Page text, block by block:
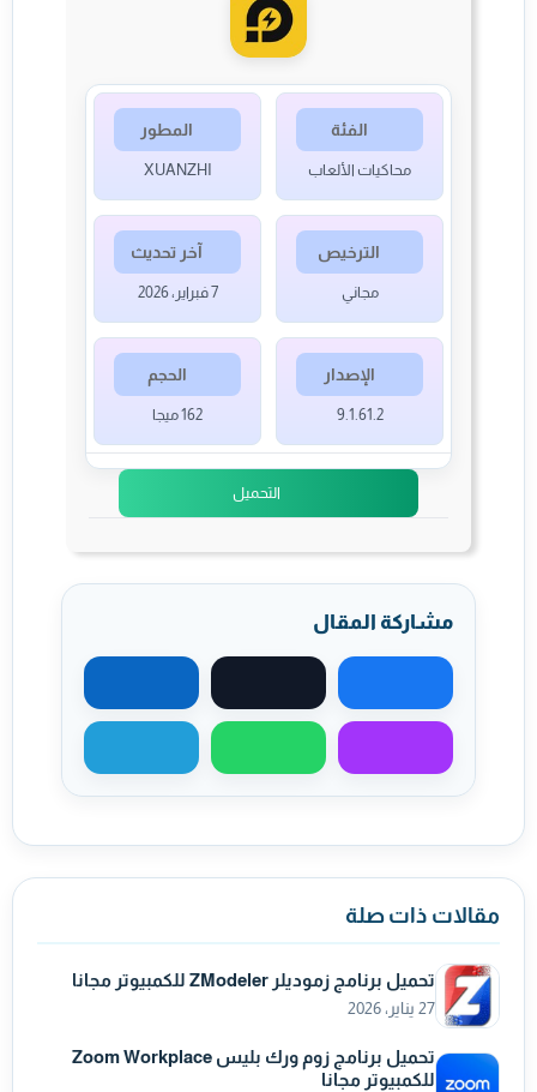
الفئة
محاكيات الألعاب
المطور
XUANZHI
الترخيص
مجاني
آخر تحديث
7 فبراير، 2026
الإصدار
9.1.61.2
الحجم
162 ميجا
التحميل
مشاركة المقال
مشاركة على فيسبوكمشاركة على X مشاركة على
مشاركة عبر ماسنجرمشاركة عبر واتسابمشاركة عبر
مقالات ذات صلة
تحميل برنامج زموديلر ZModeler للكمبيوتر مجانا
27 يناير، 2026
تحميل برنامج زوم ورك بليس Zoom Workplace
للكمبيوتر مجانا